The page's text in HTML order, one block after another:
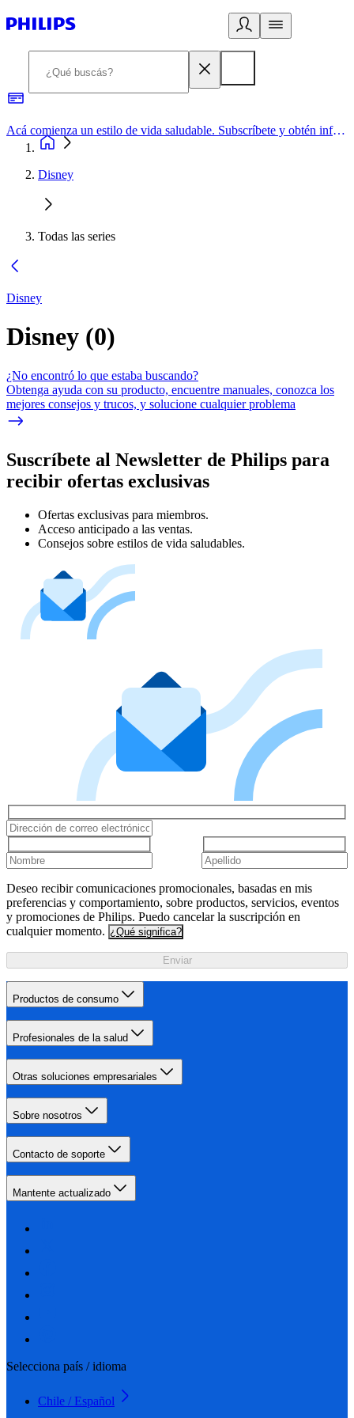
Acá comienza un estilo de vida saludable. Subscríbete y obtén información de primera mano
Disney
Todas las series
Disney
Disney (0)
¿No encontró lo que estaba buscando?
Obtenga ayuda con su producto, encuentre manuales, conozca los
mejores consejos y trucos, y solucione cualquier problema
Suscríbete al Newsletter de Philips para
recibir ofertas exclusivas
Ofertas exclusivas para miembros.
Acceso anticipado a las ventas.
Consejos sobre estilos de vida saludables.
Deseo recibir comunicaciones promocionales, basadas en mis
preferencias y comportamiento, sobre productos, servicios, eventos
y promociones de Philips. Puedo cancelar la suscripción en
cualquier momento. ¿Qué significa?
Enviar
Productos de consumo
Profesionales de la salud
Otras soluciones empresariales
Sobre nosotros
Contacto de soporte
Mantente actualizado
Selecciona país / idioma
Chile / Español